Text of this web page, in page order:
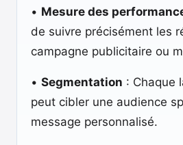
• Mesure des
de suivre précisément les
campagne publicitaire ou
• Segmentation : Chaque
peut cibler une audience
message personnalisé.